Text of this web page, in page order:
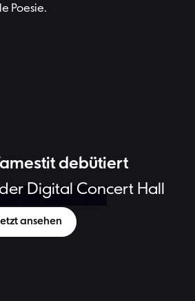
| Bild: Julien Mignot
debütiert
Digital Concert Hall
ansehen
Poesie.